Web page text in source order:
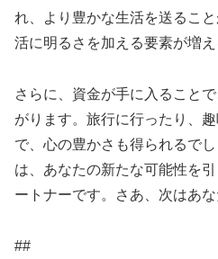
れ、より豊かな生活を送るこ
活に明るさを加える要素が増
さらに、資金が手に入ること
がります。旅行に行ったり、
で、心の豊かさも得られるで
は、あなたの新たな可能性を
ートナーです。さあ、次はあな
##